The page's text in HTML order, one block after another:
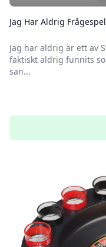
Jag Har Aldrig Frågespel
Jag har aldrig är ett av
faktiskt aldrig funnits
san...